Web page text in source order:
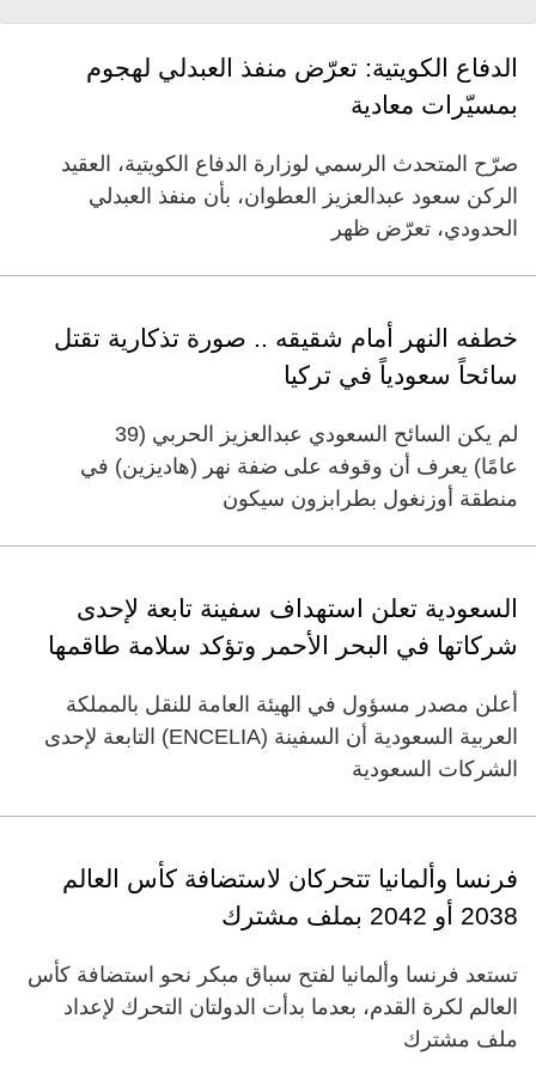
الدفاع الكويتية: تعرّض منفذ العبدلي لهجوم
بمسيّرات معادية
صرّح المتحدث الرسمي لوزارة الدفاع الكويتية، العقيد
الركن سعود عبدالعزيز العطوان، بأن منفذ العبدلي
الحدودي، تعرّض ظهر
خطفه النهر أمام شقيقه .. صورة تذكارية تقتل
سائحاً سعودياً في تركيا
لم يكن السائح السعودي عبدالعزيز الحربي (39
عامًا) يعرف أن وقوفه على ضفة نهر (هاديزين) في
منطقة أوزنغول بطرابزون سيكون
السعودية تعلن استهداف سفينة تابعة لإحدى
شركاتها في البحر الأحمر وتؤكد سلامة طاقمها
أعلن مصدر مسؤول في الهيئة العامة للنقل بالمملكة
العربية السعودية أن السفينة (ENCELIA) التابعة لإحدى
الشركات السعودية
فرنسا وألمانيا تتحركان لاستضافة كأس العالم
2038 أو 2042 بملف مشترك
تستعد فرنسا وألمانيا لفتح سباق مبكر نحو استضافة كأس
العالم لكرة القدم، بعدما بدأت الدولتان التحرك لإعداد
ملف مشترك